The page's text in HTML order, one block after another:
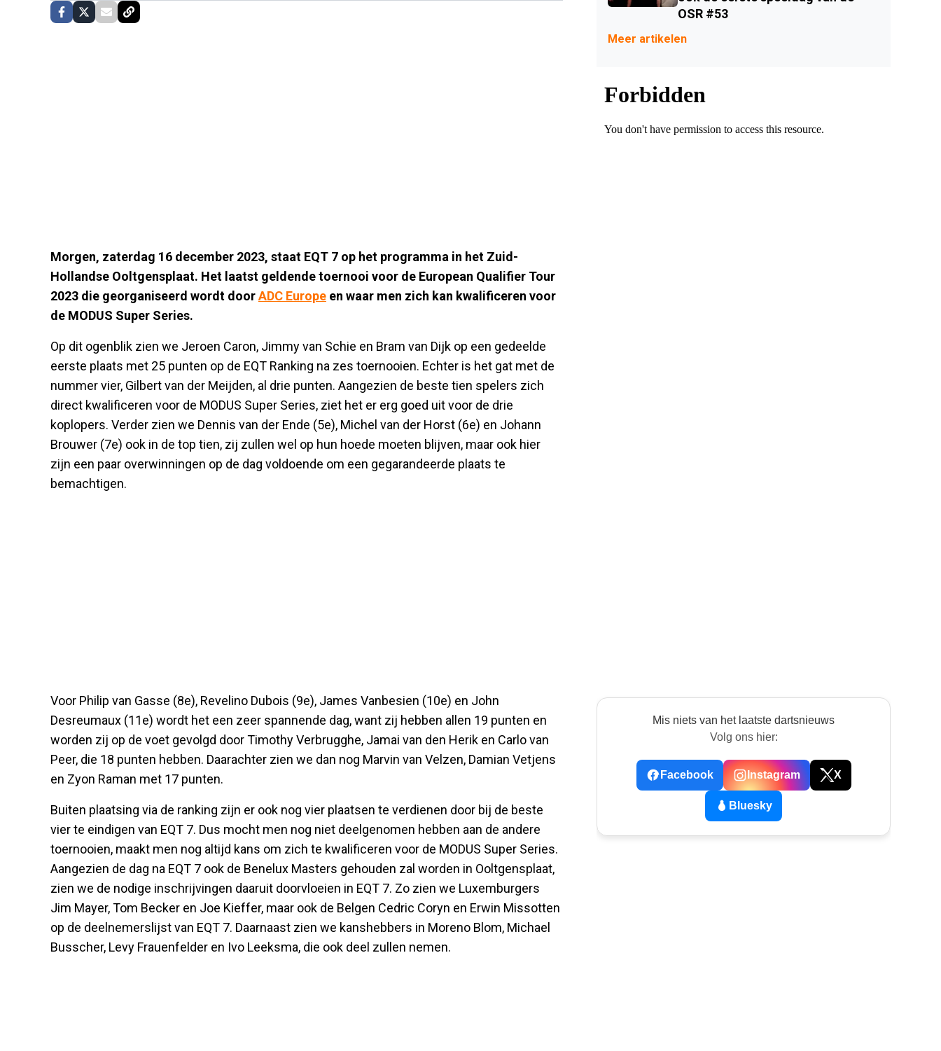
Morgen, zaterdag 16 december 2023, staat EQT 7 op het programma in het Zuid-
Hollandse Ooltgensplaat. Het laatst geldende toernooi voor de European Qualifier Tour
2023 die georganiseerd wordt doorADC Europe en waar men zich kan kwalificeren voor
de MODUS Super Series.
Op dit ogenblik zien we Jeroen Caron, Jimmy van Schie en Bram van Dijk op een gedeelde
eerste plaats met 25 punten op de EQT Ranking na zes toernooien. Echter is het gat met de
nummer vier, Gilbert van der Meijden, al drie punten. Aangezien de beste tien spelers zich
direct kwalificeren voor de MODUS Super Series, ziet het er erg goed uit voor de drie
koplopers. Verder zien we Dennis van der Ende (5e), Michel van der Horst (6e) en Johann
Brouwer (7e) ook in de top tien, zij zullen wel op hun hoede moeten blijven, maar ook hier
zijn een paar overwinningen op de dag voldoende om een gegarandeerde plaats te
bemachtigen.
Voor Philip van Gasse (8e), Revelino Dubois (9e), James Vanbesien (10e) en John
Desreumaux (11e) wordt het een zeer spannende dag, want zij hebben allen 19 punten en
worden zij op de voet gevolgd door Timothy Verbrugghe, Jamai van den Herik en Carlo van
Peer, die 18 punten hebben. Daarachter zien we dan nog Marvin van Velzen, Damian Vetjens
en Zyon Raman met 17 punten.
Buiten plaatsing via de ranking zijn er ook nog vier plaatsen te verdienen door bij de beste
vier te eindigen van EQT 7. Dus mocht men nog niet deelgenomen hebben aan de andere
toernooien, maakt men nog altijd kans om zich te kwalificeren voor de MODUS Super Series.
Aangezien de dag na EQT 7 ook de Benelux Masters gehouden zal worden in Ooltgensplaat,
zien we de nodige inschrijvingen daaruit doorvloeien in EQT 7. Zo zien we Luxemburgers
Jim Mayer, Tom Becker en Joe Kieffer, maar ook de Belgen Cedric Coryn en Erwin Missotten
op de deelnemerslijst van EQT 7. Daarnaast zien we kanshebbers in Moreno Blom, Michael
Busscher, Levy Frauenfelder en Ivo Leeksma, die ook deel zullen nemen.
OSR #53
Meer artikelen
Mis niets van het laatste dartsnieuws
Volg ons hier:
Facebook Instagram X
Bluesky